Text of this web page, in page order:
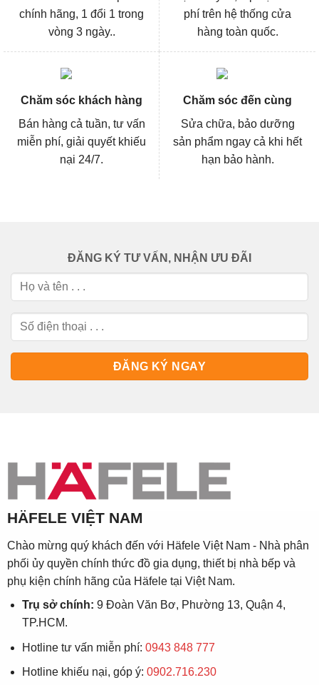
chính hãng, 1 đổi 1 trong
vòng 3 ngày..
phí trên hệ thống cửa
hàng toàn quốc.
Chăm sóc khách hàng
Bán hàng cả tuần, tư vấn
miễn phí, giải quyết khiếu
nại 24/7.
Chăm sóc đến cùng
Sửa chữa, bảo dưỡng
sản phẩm ngay cả khi hết
hạn bảo hành.
ĐĂNG KÝ TƯ VẤN, NHẬN ƯU ĐÃI
HÄFELE VIỆT NAM
Chào mừng quý khách đến với Häfele Việt Nam - Nhà phân
phối ủy quyền chính thức đồ gia dụng, thiết bị nhà bếp và
phụ kiện chính hãng của Häfele tại Việt Nam.
Trụ sở chính: 9 Đoàn Văn Bơ, Phường 13, Quận 4,
TP.HCM.
Hotline tư vấn miễn phí: 0943 848 777
Hotline khiếu nại, góp ý: 0902.716.230